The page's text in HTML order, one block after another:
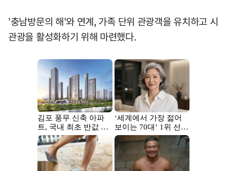
'충남방문의 해'와 연계, 가족 단위 관광객을 유치하고 시
관광을 활성화하기 위해 마련했다.